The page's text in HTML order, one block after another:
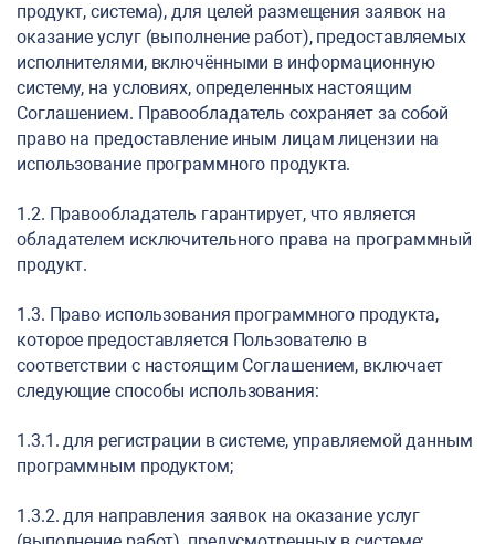
продукт, система), для целей размещения заявок на
оказание услуг (выполнение работ), предоставляемых
исполнителями, включёнными в информационную
систему, на условиях, определенных настоящим
Соглашением. Правообладатель сохраняет за собой
право на предоставление иным лицам лицензии на
использование программного продукта.
1.2. Правообладатель гарантирует, что является
обладателем исключительного права на программный
продукт.
1.3. Право использования программного продукта,
которое предоставляется Пользователю в
соответствии с настоящим Соглашением, включает
следующие способы использования:
1.3.1. для регистрации в системе, управляемой данным
программным продуктом;
1.3.2. для направления заявок на оказание услуг